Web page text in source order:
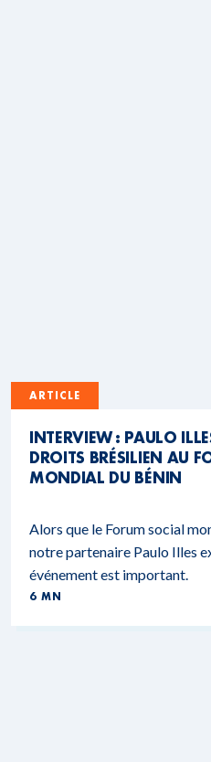
ARTICLE
INTERVIEW : PAULO
DROITS BRÉSILIEN AU
MONDIAL DU BÉNIN
Alors que le Forum social
notre partenaire Paulo Illes
événement est important.
6 MN